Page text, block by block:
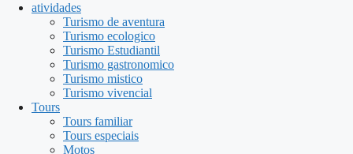
atividades
Turismo de aventura
Turismo ecologico
Turismo Estudiantil
Turismo gastronomico
Turismo mistico
Turismo vivencial
Tours
Tours familiar
Tours especiais
Motos